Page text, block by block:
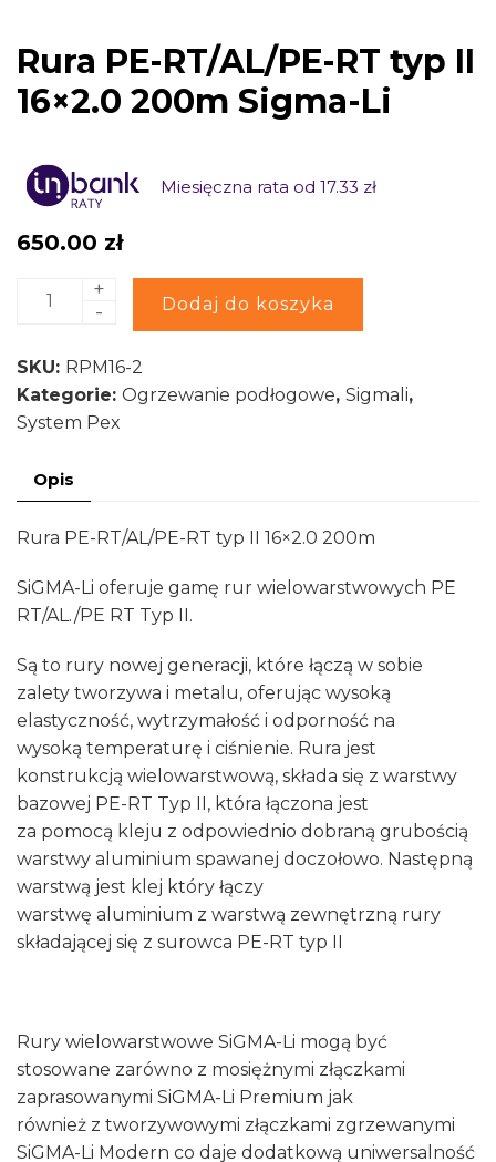
Rura PE-RT/AL/PE-RT typ II
16×2.0 200m Sigma-Li
Miesięczna rata od 17.33 zł
650.00 zł
ilość
RT/AL/PE-
RT
typ
16x2.0
Sigma-
+
-
Dodaj do koszyka
Alternative:
SKU: RPM16-2
Kategorie: Ogrzewanie podłogowe, Sigmali,
System Pex
Opis
Rura PE-RT/AL/PE-RT typ II 16×2.0 200m
SiGMA-Li oferuje gamę rur wielowarstwowych PE
RT/AL./PE RT Typ II.
Są to rury nowej generacji, które łączą w sobie
zalety tworzywa i metalu, oferując wysoką
elastyczność, wytrzymałość i odporność na
wysoką temperaturę i ciśnienie. Rura jest
konstrukcją wielowarstwową, składa się z warstwy
bazowej PE-RT Typ II, która łączona jest
za pomocą kleju z odpowiednio dobraną grubością
warstwy aluminium spawanej doczołowo. Następną
warstwą jest klej który łączy
warstwę aluminium z warstwą zewnętrzną rury
składającej się z surowca PE-RT typ II
Rury wielowarstwowe SiGMA-Li mogą być
stosowane zarówno z mosiężnymi złączkami
zaprasowanymi SiGMA-Li Premium jak
również z tworzywowymi złączkami zgrzewanymi
SiGMA-Li Modern co daje dodatkową uniwersalność